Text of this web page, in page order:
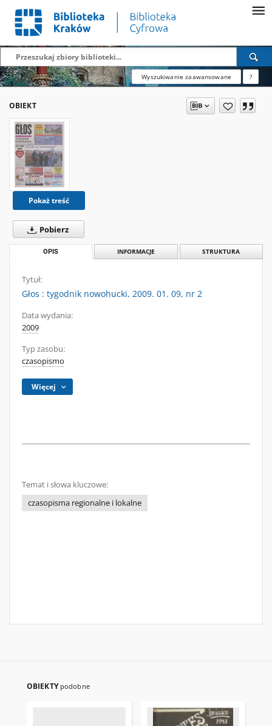
Wyszukiwanie zaawansowane ?
OBIEKT
Pokaż treść
Pobierz
OPIS INFORMACJE STRUKTURA
Tytuł:
Głos : tygodnik nowohucki, 2009. 01. 09, nr 2
Data wydania:
2009
Typ zasobu:
czasopismo
Więcej
Temat i słowa kluczowe:
czasopisma regionalne i lokalne
OBIEKTY podobne